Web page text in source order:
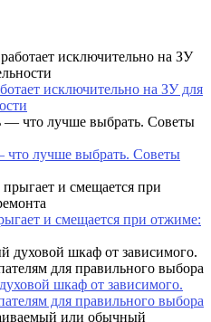
исключительно на ЗУ для
что лучше выбрать. Советы
и смещается при отжиме:
шкаф от зависимого.
для правильного выбора